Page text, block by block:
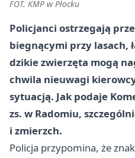
FOT. KMP w Płocku
Policjanci ostrzegają
biegnącymi przy lasach,
dzikie zwierzęta mogą
chwila nieuwagi
sytuacją. Jak podaje
zs. w Radomiu,
i zmierzch.
Policja przypomina, że